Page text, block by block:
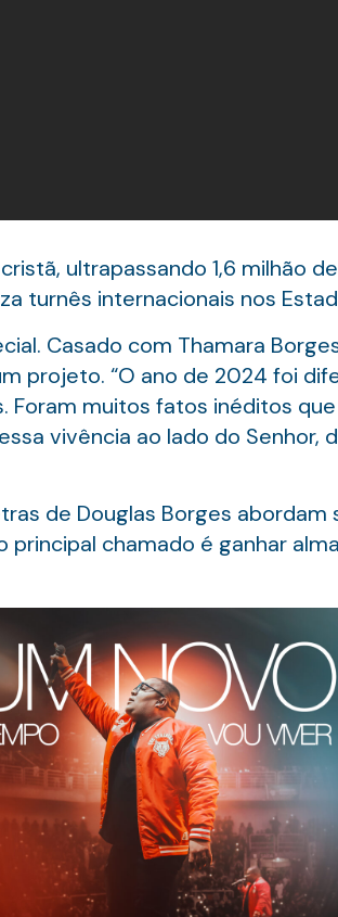
ultrapassando 1,6 milhão de
turnês internacionais nos
Casado com Thamara
projeto. “O ano de 2024 foi
Foram muitos fatos inéditos
vivência ao lado do Senhor,
de Douglas Borges abordam
chamado é ganhar